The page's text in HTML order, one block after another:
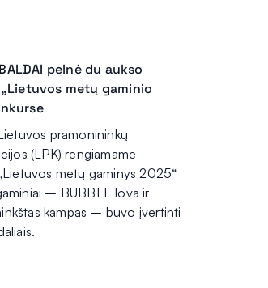
pelnė du aukso
metų gaminio
pramonininkų
(LPK) rengiamame
metų gaminys 2025“
– BUBBLE lova ir
kampas – buvo įvertinti